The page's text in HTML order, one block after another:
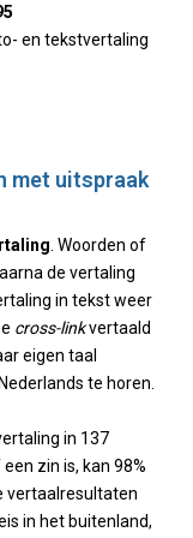
en tekstvertaling
met uitspraak
. Woorden of
de vertaling
in tekst weer
cross-linkvertaald
eigen taal
te horen.
in 137
zin is, kan 98%
vertaalresultaten
in het buitenland,